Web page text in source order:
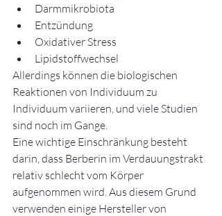
Darmmikrobiota
Entzündung
Oxidativer Stress
Lipidstoffwechsel
Allerdings können die biologischen
Reaktionen von Individuum zu
Individuum variieren, und viele Studien
sind noch im Gange.
Eine wichtige Einschränkung besteht
darin, dass Berberin im Verdauungstrakt
relativ schlecht vom Körper
aufgenommen wird. Aus diesem Grund
verwenden einige Hersteller von